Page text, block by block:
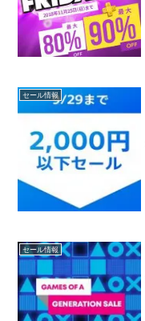
セール情報
セール情報